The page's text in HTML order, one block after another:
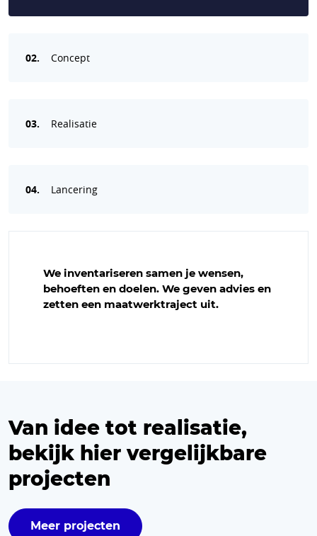
02. Concept
03. Realisatie
04. Lancering
We inventariseren samen je wensen,
behoeften en doelen. We geven advies en
zetten een maatwerktraject uit.
Van idee tot realisatie,
bekijk hier vergelijkbare
projecten
Meer projecten